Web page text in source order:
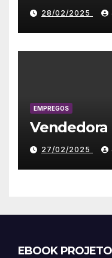
28/02/2025
EMPREGOS
Vendedora
27/02/2025
EBOOK